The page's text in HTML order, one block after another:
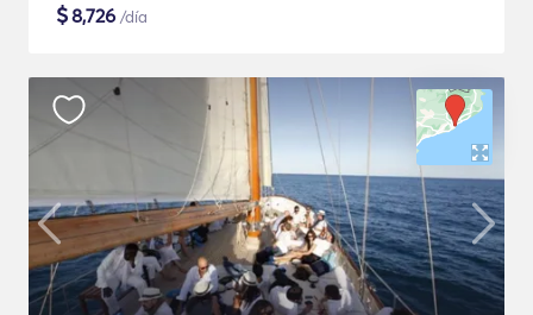
$8,726 /día